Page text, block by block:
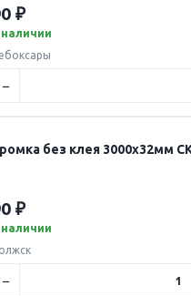
₽
наличии
без клея
₽
наличии